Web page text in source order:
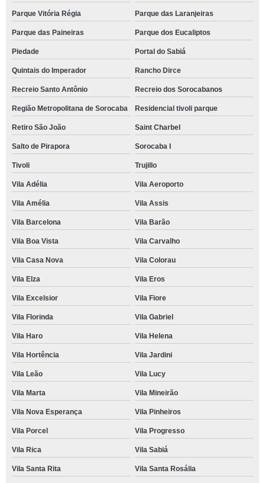
Parque Vitória Régia Parque das Laranjeiras
Parque das Paineiras Parque dos Eucaliptos
Piedade Portal do Sabiá
Quintais do Imperador Rancho Dirce
Recreio Santo Antônio Recreio dos Sorocabanos
Região Metropolitana de Sorocaba Residencial tivoli parque
Retiro São João Saint Charbel
Salto de Pirapora Sorocaba I
Tivoli Trujillo
Vila Adélia Vila Aeroporto
Vila Amélia Vila Assis
Vila Barcelona Vila Barão
Vila Boa Vista Vila Carvalho
Vila Casa Nova Vila Colorau
Vila Elza Vila Eros
Vila Excelsior Vila Fiore
Vila Florinda Vila Gabriel
Vila Haro Vila Helena
Vila Hortência Vila Jardini
Vila Leão Vila Lucy
Vila Marta Vila Mineirão
Vila Nova Esperança Vila Pinheiros
Vila Porcel Vila Progresso
Vila Rica Vila Sabiá
Vila Santa Rita Vila Santa Rosália